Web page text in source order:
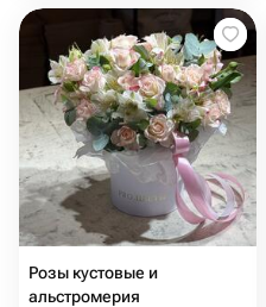
Розы кустовые и
альстромерия